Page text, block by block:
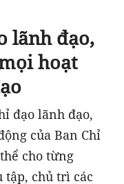
lãnh đạo,
hoạt
đạo lãnh đạo,
của Ban Chỉ
cho từng
tập, chủ trì các